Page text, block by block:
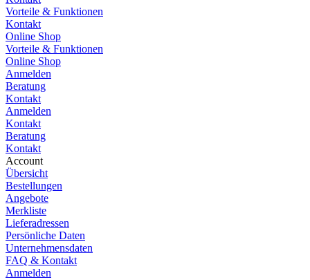
Vorteile & Funktionen
Kontakt
Online Shop
Vorteile & Funktionen
Online Shop
Anmelden
Beratung
Kontakt
Anmelden
Kontakt
Beratung
Kontakt
Account
Übersicht
Bestellungen
Angebote
Merkliste
Lieferadressen
Persönliche Daten
Unternehmensdaten
FAQ & Kontakt
Anmelden